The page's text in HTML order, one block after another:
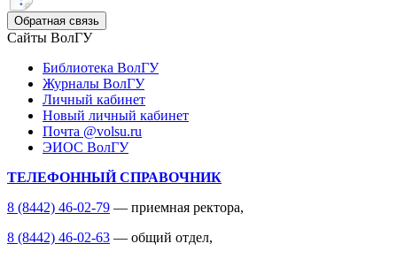
Обратная связь
Сайты ВолГУ
Библиотека ВолГУ
Журналы ВолГУ
Личный кабинет
Новый личный кабинет
Почта @volsu.ru
ЭИОС ВолГУ
ТЕЛЕФОННЫЙ СПРАВОЧНИК
8 (8442) 46-02-79 — приемная ректора,
8 (8442) 46-02-63 — общий отдел,